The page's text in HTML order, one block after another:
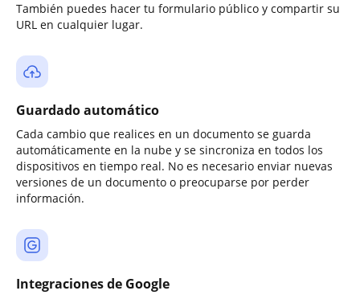
También puedes hacer tu formulario público y compartir su
URL en cualquier lugar.
Guardado automático
Cada cambio que realices en un documento se guarda
automáticamente en la nube y se sincroniza en todos los
dispositivos en tiempo real. No es necesario enviar nuevas
versiones de un documento o preocuparse por perder
información.
Integraciones de Google